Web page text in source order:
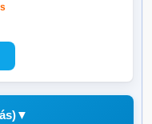
Monitor de
Medición del
Escalada-
▼